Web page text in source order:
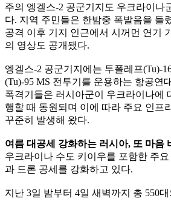
주의 엥겔스-2 공군기지도 우크라이나
다. 지역 주민들은 한밤중 폭발음을 들
공격 이후 기지 인근에서 시꺼먼 연기
의 영상도 공개됐다.
엥겔스-2 공군기지에는 투폴레프(Tu)-
(Tu)-95 MS 전투기를 운용하는 항공연
폭격기들은 러시아군이 우크라이나에
행할 때 동원되며 이에 따라 주요 인프
꾸준히 발생해 왔다.
여름 대공세 강화하는 러시아, 또 마음
우크라이나 수도 키이우를 포함한 주
과 드론 공세를 강화하고 있다.
지난 3일 밤부터 4일 새벽까지 총 550